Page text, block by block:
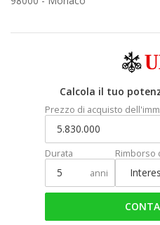
Calcola il tuo
Prezzo di acquisto
Durata
anni
Rimborso